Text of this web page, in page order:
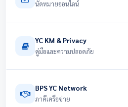
นัดหมายออนไลน์
YC KM & Privacy
คู่มือและความปลอดภัย
BPS YC Network
ภาคีเครือข่าย